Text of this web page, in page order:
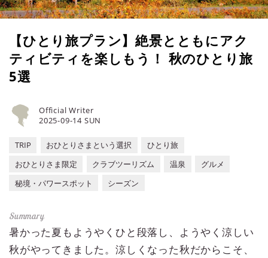
【ひとり旅プラン】絶景とともにアク
ティビティを楽しもう！ 秋のひとり旅
5選
2025-09-14 SUN
Official Writer
TRIP おひとりさまという選択
ひとり旅
おひとりさま限定
クラブツーリズム 温泉
グルメ
秘境・パワースポット
シーズン
暑かった夏もようやくひと段落し、ようやく涼しい
秋がやってきました。涼しくなった秋だからこそ、